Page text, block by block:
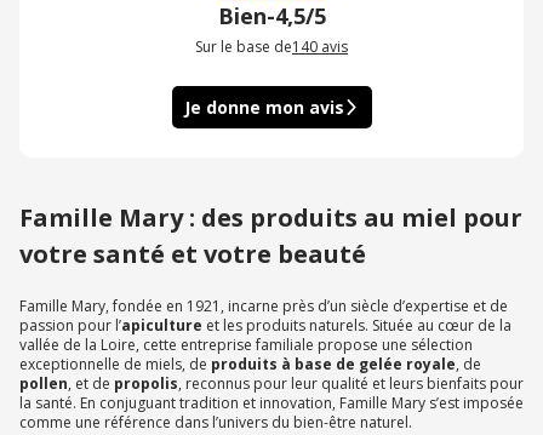
Bien-4,5/5
Sur le base de140 avis
Je donne mon avis
Famille Mary : des produits au miel pour
votre santé et votre beauté
Famille Mary, fondée en 1921, incarne près d’un siècle d’expertise et de
passion pour l’apiculture et les produits naturels. Située au cœur de la
vallée de la Loire, cette entreprise familiale propose une sélection
exceptionnelle de miels, de produits à base de gelée royale, de
pollen, et de propolis, reconnus pour leur qualité et leurs bienfaits pour
la santé. En conjuguant tradition et innovation, Famille Mary s’est imposée
comme une référence dans l’univers du bien-être naturel.